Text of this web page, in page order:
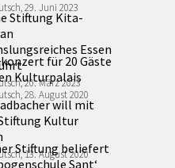
29. Juni 2023
Stiftung Kita-
Essen
20. März 2023
für 20 Gäste
Kulturpalais
28. August 2020
will mit
Kultur
13. August 2020
Stiftung beliefert
Sant‘